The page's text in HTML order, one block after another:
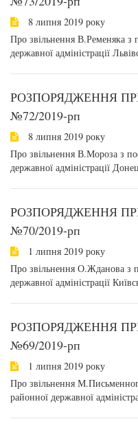
8 липня 2019 року
Про звільнення В.Ременяка з
державної адміністрації
РОЗПОРЯДЖЕННЯ
№72/2019-рп
8 липня 2019 року
Про звільнення В.Мороза з
державної адміністрації
РОЗПОРЯДЖЕННЯ
№70/2019-рп
1 липня 2019 року
Про звільнення О.Жданова з
державної адміністрації
РОЗПОРЯДЖЕННЯ
№69/2019-рп
1 липня 2019 року
Про звільнення
районної державної